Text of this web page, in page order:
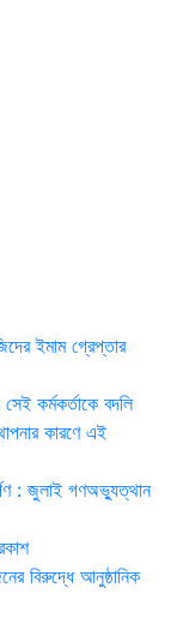
ইমাম গ্রেপ্তার
কর্মকর্তাকে বদলি
কারণে এই
: জুলাই গণঅভ্যুত্থান
বিরুদ্ধে আনুষ্ঠানিক